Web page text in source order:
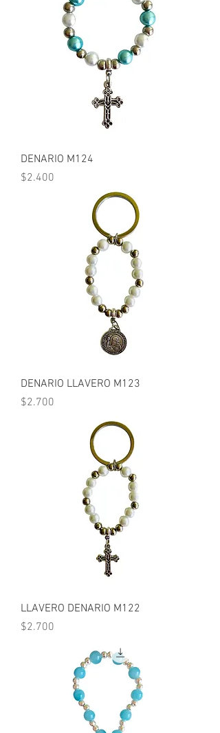
DENARIO M124
Precio
$2.400
DENARIO LLAVERO M123
Precio
$2.700
LLAVERO DENARIO M122
Precio
$2.700